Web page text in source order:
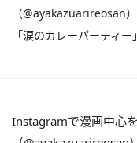
（@ayakazuarireosan
「涙のカレーパーティー
Instagramで漫画中心